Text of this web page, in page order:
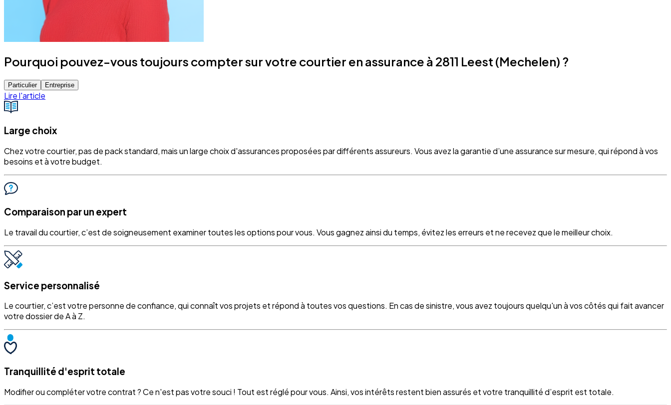
Pourquoi pouvez-vous toujours compter sur votre courtier en assurance à 2811 Leest (Mechelen) ?
Particulier Entreprise
Lire l'article
Large choix
Chez votre courtier, pas de pack standard, mais un large choix d'assurances proposées par différents assureurs. Vous avez la garantie d’une assurance sur mesure, qui répond à vos
besoins et à votre budget.
Comparaison par un expert
Le travail du courtier, c’est de soigneusement examiner toutes les options pour vous. Vous gagnez ainsi du temps, évitez les erreurs et ne recevez que le meilleur choix.
Service personnalisé
Le courtier, c’est votre personne de confiance, qui connaît vos projets et répond à toutes vos questions. En cas de sinistre, vous avez toujours quelqu'un à vos côtés qui fait avancer
votre dossier de A à Z.
Tranquillité d'esprit totale
Modifier ou compléter votre contrat ? Ce n'est pas votre souci ! Tout est réglé pour vous. Ainsi, vos intérêts restent bien assurés et votre tranquillité d’esprit est totale.